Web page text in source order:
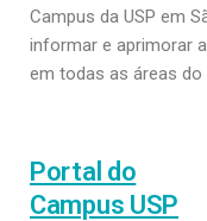
Campus da USP em
informar e aprimorar
em todas as áreas
Portal do
Campus USP